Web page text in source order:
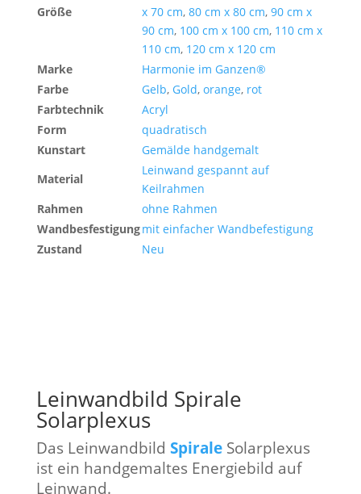
Größe
x 70 cm, 80 cm x 80 cm, 90 cm x
90 cm, 100 cm x 100 cm, 110 cm x
110 cm, 120 cm x 120 cm
Marke
Harmonie im Ganzen®
Farbe
Gelb, Gold, orange, rot
Farbtechnik
Acryl
Form
quadratisch
Kunstart
Gemälde handgemalt
Material
Leinwand gespannt auf
Keilrahmen
Rahmen
ohne Rahmen
Wandbesfestigungmit einfacher Wandbefestigung
Zustand
Neu
Leinwandbild Spirale
Solarplexus
Das Leinwandbild SpiraleSolarplexus
ist ein handgemaltes Energiebild auf
Leinwand.